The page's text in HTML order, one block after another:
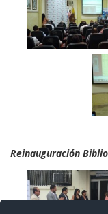
Reinauguración